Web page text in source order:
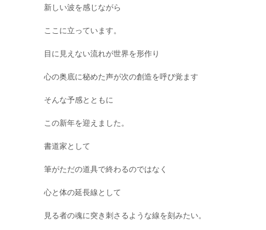
新しい波を感じながら
ここに立っています。
目に見えない流れが世界を形作り
心の奥底に秘めた声が次の創造を呼び覚ます
そんな予感とともに
この新年を迎えました。
書道家として
筆がただの道具で終わるのではなく
心と体の延長線として
見る者の魂に突き刺さるような線を刻みたい。